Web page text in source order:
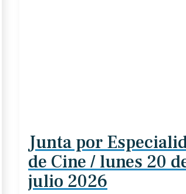
Junta por
de Cine / lunes 20
julio 2026